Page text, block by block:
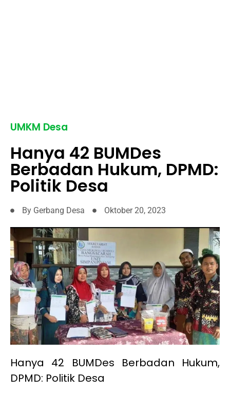
UMKM Desa
Hanya 42 BUMDes
Berbadan Hukum, DPMD:
Politik Desa
By Gerbang Desa Oktober 20, 2023
Hanya 42 BUMDes Berbadan Hukum,
DPMD: Politik Desa